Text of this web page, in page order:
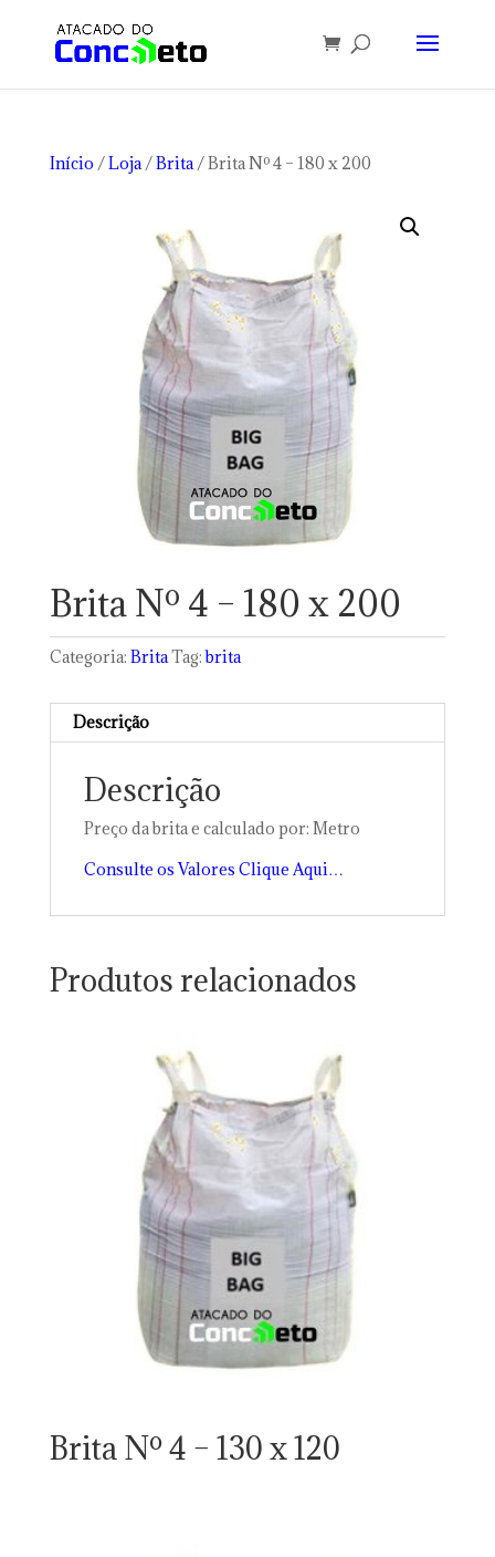
Início /Loja/Brita/ Brita Nº 4 – 180 x 200
Brita Nº 4 – 180 x 200
Categoria: BritaTag:brita
Descrição
Descrição
Preço da brita e calculado por: Metro
Consulte os Valores Clique Aqui…
Produtos relacionados
Brita Nº 4 – 130 x 120